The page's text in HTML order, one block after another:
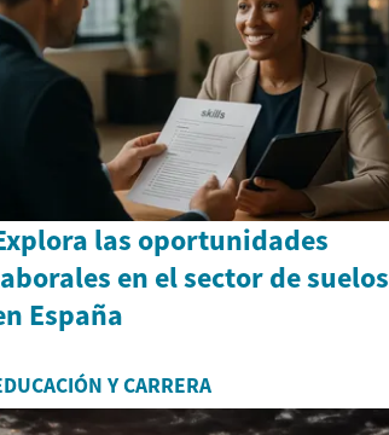
las oportunidades
en el sector de suelos
España
Y CARRERA